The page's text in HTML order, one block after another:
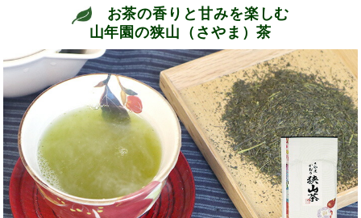
お茶の香りと甘みを楽しむ
山年園の狭山（さやま）茶